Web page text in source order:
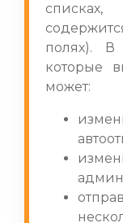
полях). В
которые
может: